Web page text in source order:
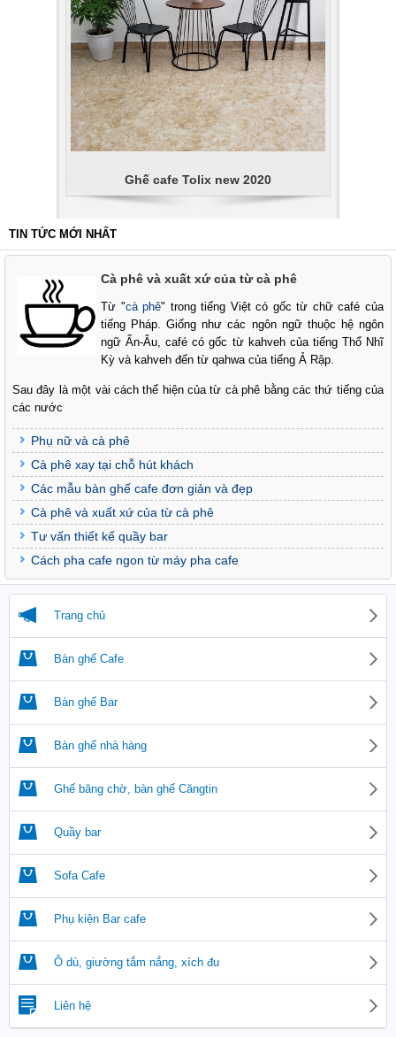
Ghế cafe Tolix new 2020
TIN TỨC MỚI NHẤT
Cà phê và xuất xứ của từ cà phê
Từ "cà phê" trong tiếng Việt có gốc từ chữ café của
tiếng Pháp. Giống như các ngôn ngữ thuộc hệ ngôn
ngữ Ấn-Âu, café có gốc từ kahveh của tiếng Thổ Nhĩ
Kỳ và kahveh đến từ qahwa của tiếng Ả Rập.
Sau đây là một vài cách thể hiện của từ cà phê bằng các thứ tiếng của
các nước
Phụ nữ và cà phê
Cà phê xay tại chỗ hút khách
Các mẫu bàn ghế cafe đơn giản và đẹp
Cà phê và xuất xứ của từ cà phê
Tư vấn thiết kế quầy bar
Cách pha cafe ngon từ máy pha cafe
Trang chủ
Bàn ghế Cafe
Bàn ghế Bar
Bàn ghế nhà hàng
Ghế băng chờ, bàn ghế Căngtin
Quầy bar
Sofa Cafe
Phụ kiện Bar cafe
Ô dù, giường tắm nắng, xích đu
Liên hệ